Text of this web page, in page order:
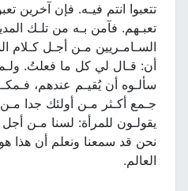
تتعبوا انتم فيـه. فإن آخرين
تعبـهم. فآمن بـه من تلـك
السـامـريين مـن أجـل كـلام
أن: قـال لي كل ما فعلتُ. ولـما
سألـوه أن يُقيـم عندهم،
جـمع أكـثر مـن أولئك جدا مـن
يقولـون للمرأة: لسنا مـن أجل
نحن قد سمعنا ونعلم أن هذا
العالم.